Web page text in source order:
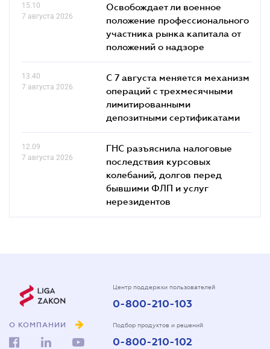
15.10
7 августа 2026
Освобождает ли военное
положение профессионального
участника рынка капитала от
положений о надзоре
13.40
7 августа 2026
С 7 августа меняется механизм
операций с трехмесячными
лимитированными
депозитными сертификатами
12.09
7 августа 2026
ГНС разъяснила налоговые
последствия курсовых
колебаний, долгов перед
бывшими ФЛП и услуг
нерезидентов
О КОМПАНИИ
Центр поддержки пользователей
0-800-210-103
Подбор продуктов и решений
0-800-210-102